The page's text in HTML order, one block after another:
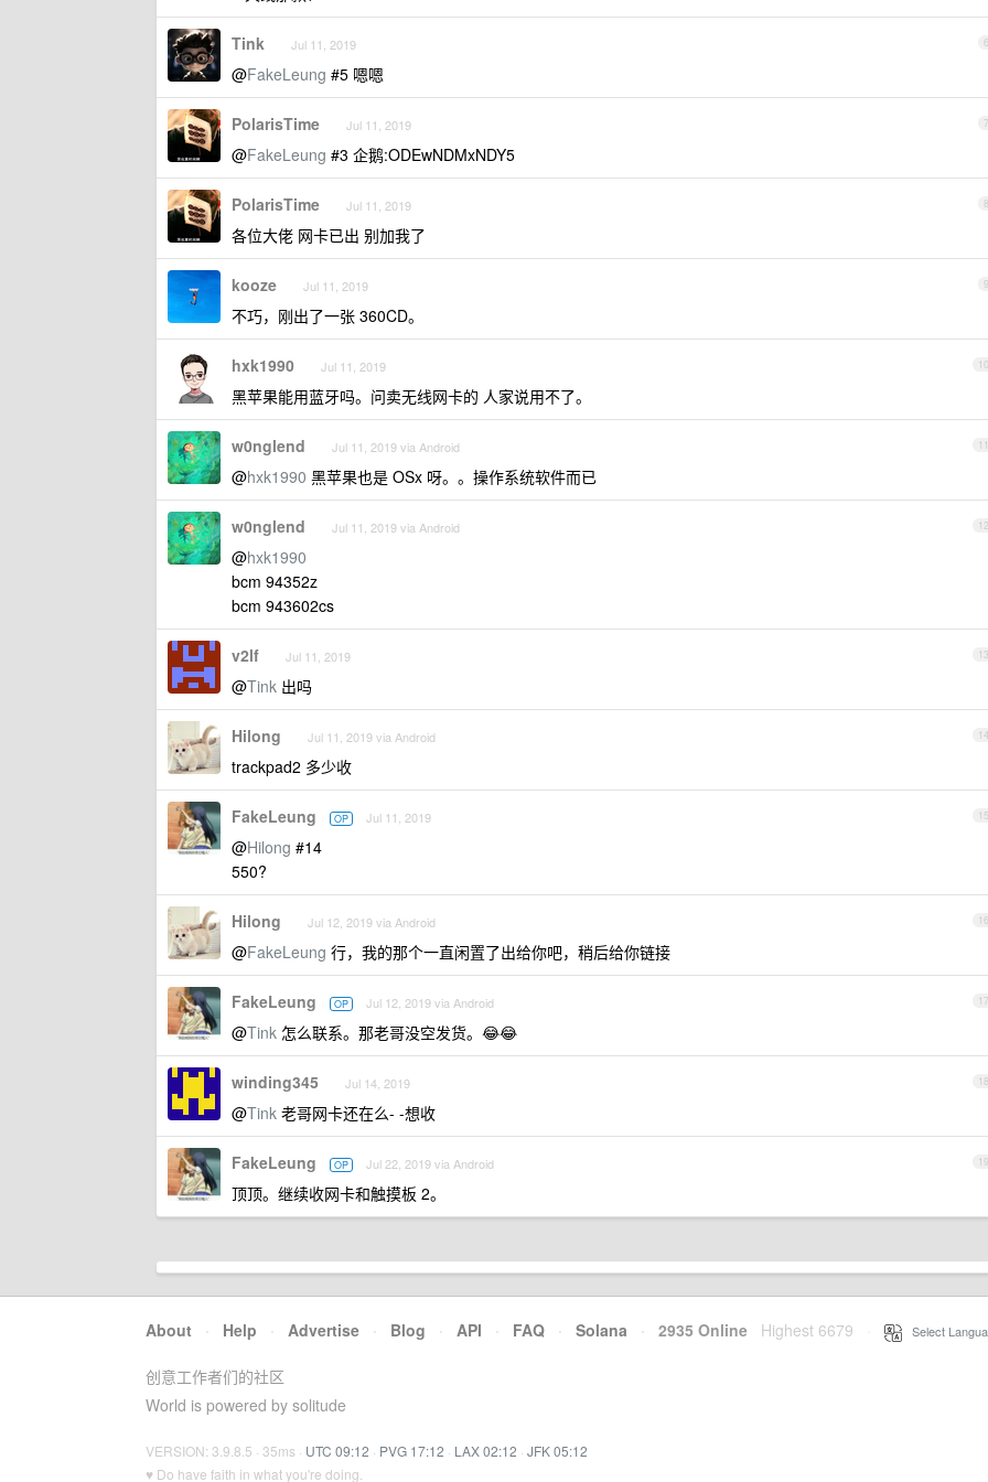
6
Tink Jul 11, 2019
@FakeLeung #5 嗯嗯
7
PolarisTime Jul 11, 2019
@FakeLeung #3 企鹅:ODEwNDMxNDY5
8
PolarisTime Jul 11, 2019
各位大佬 网卡已出 别加我了
9
kooze Jul 11, 2019
不巧，刚出了一张 360CD。
10
hxk1990 Jul 11, 2019
黑苹果能用蓝牙吗。问卖无线网卡的 人家说用不了。
11
w0nglend Jul 11, 2019 via Android
@hxk1990 黑苹果也是 OSx 呀。。操作系统软件而已
12
w0nglend Jul 11, 2019 via Android
@hxk1990
bcm 94352z
bcm 943602cs
13
v2lf Jul 11, 2019
@Tink 出吗
14
Hilong Jul 11, 2019 via Android
trackpad2 多少收
15
FakeLeung OP Jul 11, 2019
@Hilong #14
550?
16
Hilong Jul 12, 2019 via Android
@FakeLeung 行，我的那个一直闲置了出给你吧，稍后给你链接
17
FakeLeung OP Jul 12, 2019 via Android
@Tink 怎么联系。那老哥没空发货。😂😂
18
winding345 Jul 14, 2019
@Tink 老哥网卡还在么- -想收
19
FakeLeung OP Jul 22, 2019 via Android
顶顶。继续收网卡和触摸板 2。
About · Help · Advertise · Blog · API · FAQ · Solana · 2935 Online Highest 6679 Select
创意工作者们的社区
World is powered by solitude
VERSION: 3.9.8.5 · 35ms · UTC 09:12 · PVG 17:12 · LAX 02:12 · JFK 05:12
♥ Do have faith in what you're doing.